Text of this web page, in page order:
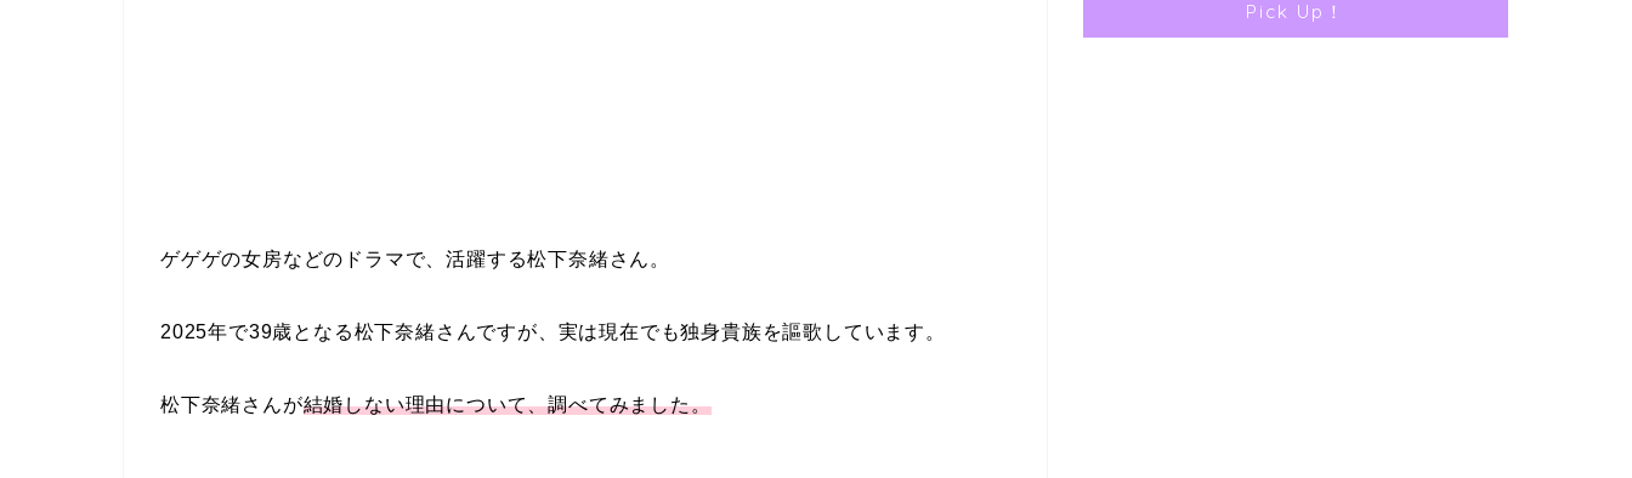
ゲゲゲの女房などのドラマで、活躍する松下奈緒さん。
2025年で39歳となる松下奈緒さんですが、実は現在でも独身貴族を謳歌しています 。
松下奈緒さんが結婚しない理由について、調べてみました。
Pick Up！